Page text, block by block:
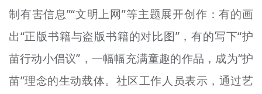
制有害信息”“文明上网”等主题展开创作：有的画
出“正版书籍与盗版书籍的对比图”，有的写下“护
苗行动小倡议”，一幅幅充满童趣的作品，成为“护
苗”理念的生动载体。社区工作人员表示，通过艺